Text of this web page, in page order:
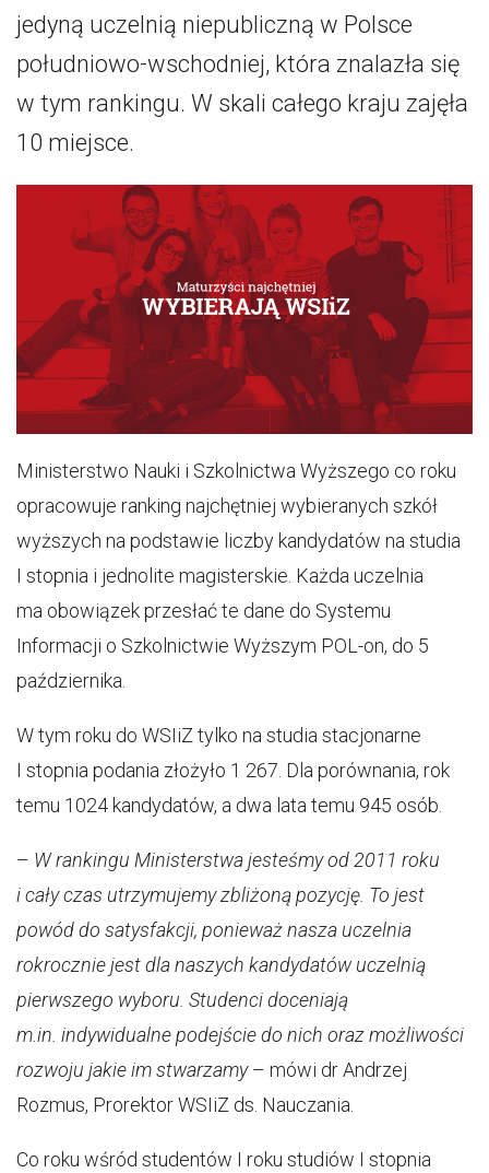
jedyną uczelnią niepubliczną w Polsce
południowo-wschodniej, która znalazła się
w tym rankingu. W skali całego kraju zajęła
10 miejsce.
Ministerstwo Nauki i Szkolnictwa Wyższego co roku
opracowuje ranking najchętniej wybieranych szkół
wyższych na podstawie liczby kandydatów na studia
I stopnia i jednolite magisterskie. Każda uczelnia
ma obowiązek przesłać te dane do Systemu
Informacji o Szkolnictwie Wyższym POL-on, do 5
października.
W tym roku do WSIiZ tylko na studia stacjonarne
I stopnia podania złożyło 1 267. Dla porównania, rok
temu 1024 kandydatów, a dwa lata temu 945 osób.
– W rankingu Ministerstwa jesteśmy od 2011 roku
i cały czas utrzymujemy zbliżoną pozycję. To jest
powód do satysfakcji, ponieważ nasza uczelnia
rokrocznie jest dla naszych kandydatów uczelnią
pierwszego wyboru. Studenci doceniają
m.in. indywidualne podejście do nich oraz możliwości
rozwoju jakie im stwarzamy– mówi dr Andrzej
Rozmus, Prorektor WSIiZ ds. Nauczania.
Co roku wśród studentów I roku studiów I stopnia